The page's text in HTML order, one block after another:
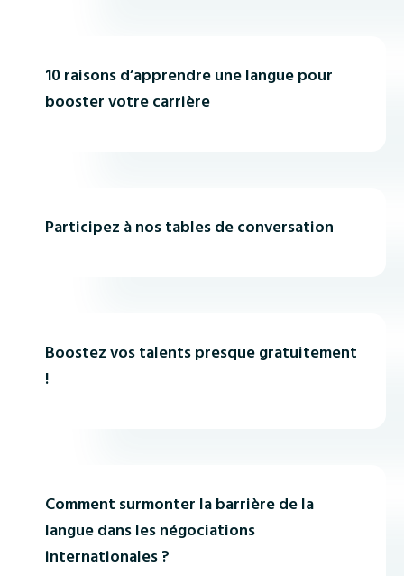
10 raisons d’apprendre une langue pour
booster votre carrière
Participez à nos tables de conversation
Boostez vos talents presque gratuitement
!
Comment surmonter la barrière de la
langue dans les négociations
internationales ?